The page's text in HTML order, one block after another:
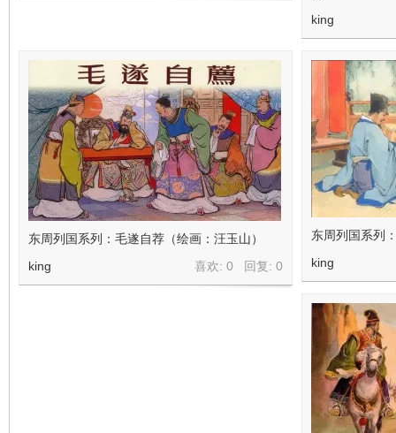
king
东周列国系列：毛遂自荐（绘画：汪玉山）
喜欢: 0 回复: 0
king
东周列国系列
king